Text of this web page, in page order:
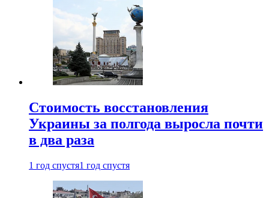
Стоимость восстановления
Украины за полгода выросла почти
в два раза
1 год спустя1 год спустя